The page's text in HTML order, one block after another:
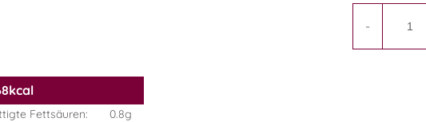
Fettsäuren:
0.8g
-